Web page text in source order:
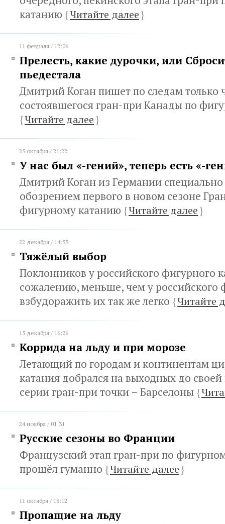
катанию {Читайте далее}
11 февраля / 12:06
Прелесть, какие дурочки, или
пьедестала
Дмитрий Коган пишет по следам только
состоявшегося гран-при Канады по
{Читайте далее}
25 октября / 21:22
У нас был «-гений», теперь есть «-
Дмитрий Коган из Германии
обозрением первого в новом сезоне
фигурному катанию {Читайте далее}
22 декабря / 14:55
Тяжёлый выбор
Поклонников у российского фигурного
сожалению, меньше, чем у российского
взбудоражить их так же легко {Читайте
15 декабря / 16:26
Коррида на льду и при морозе
Летающий по городам и континентам
катания добрался на выходных до
серии гран-при точки – Барселоны {
24 ноября / 01:31
Русские сезоны во Франции
Французский этап гран-при по
прошёл гуманно {Читайте далее}
11 октября / 18:12
Пропащие на льду